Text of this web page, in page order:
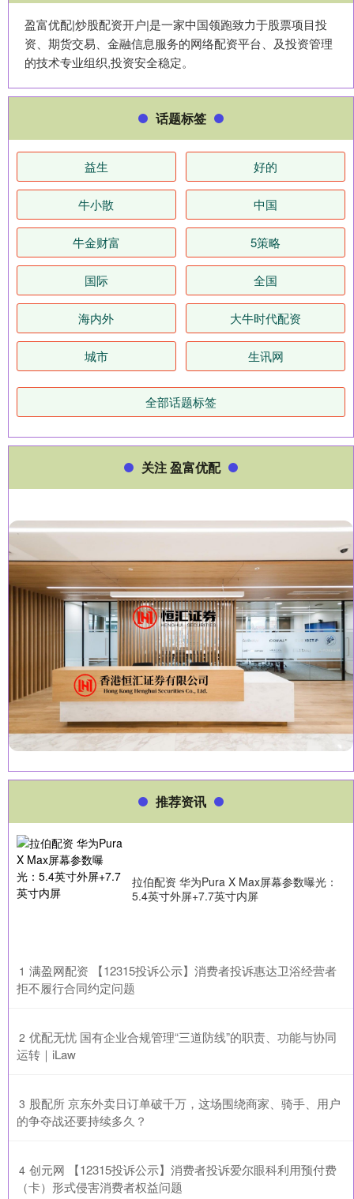
盈富优配|炒股配资开户|是一家中国领跑致力于股票项目投
资、期货交易、金融信息服务的网络配资平台、及投资管理
的技术专业组织,投资安全稳定。
话题标签
益生 好的
牛小散 中国
牛金财富 5策略
国际 全国
海内外 大牛时代配资
城市 生讯网
全部话题标签
关注 盈富优配
推荐资讯
拉伯配资 华为Pura X Max屏幕参数曝光：
5.4英寸外屏+7.7英寸内屏
1 ​满盈网配资 【12315投诉公示】消费者投诉惠达卫浴经营者
拒不履行合同约定问题
2 ​优配无忧 国有企业合规管理“三道防线”的职责、功能与协同
运转｜iLaw
3 ​股配所 京东外卖日订单破千万，这场围绕商家、骑手、用户
的争夺战还要持续多久？
4 ​创元网 【12315投诉公示】消费者投诉爱尔眼科利用预付费
（卡）形式侵害消费者权益问题